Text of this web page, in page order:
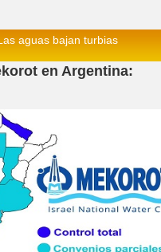
aguas bajan turbias
en Argentina: